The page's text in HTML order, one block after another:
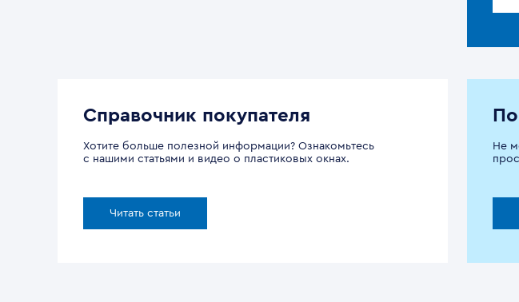
Справочник покупателя
Хотите больше полезной информации? Ознакомьтесь
с нашими статьями и видео о пластиковых окнах.
Читать статьи
Не